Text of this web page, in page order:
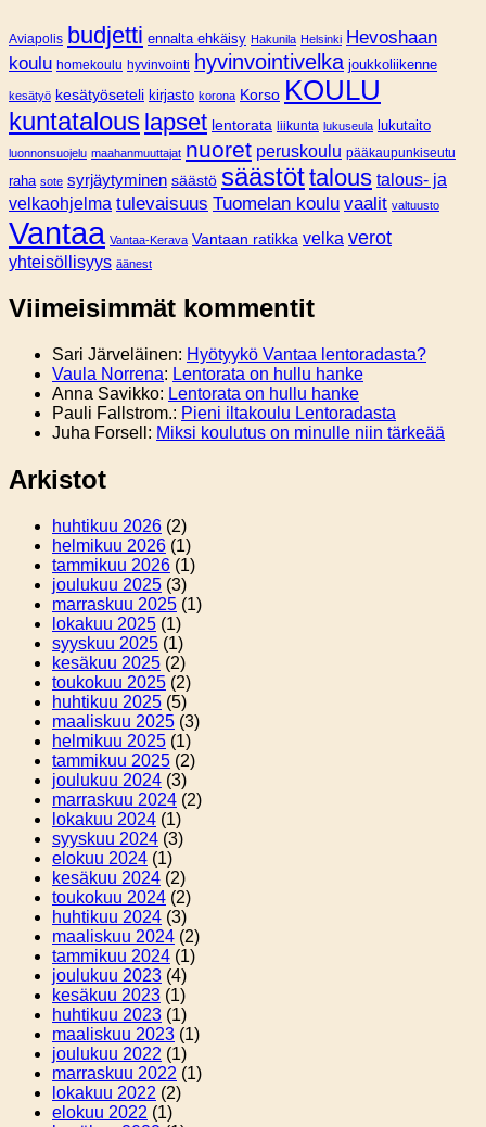
Aviapolis budjetti ennalta ehkäisy Hakunila Helsinki Hevoshaan
koulu homekoulu hyvinvointi hyvinvointivelka joukkoliikenne
kesätyö kesätyöseteli kirjasto korona Korso KOULU
kuntatalous lapset lentorata liikunta lukuseula lukutaito
luonnonsuojelu maahanmuuttajat nuoret peruskoulu pääkaupunkiseutu
raha sote syrjäytyminen säästö säästöttalous talous- ja
velkaohjelma tulevaisuus Tuomelan koulu vaalit valtuusto
Vantaa Vantaa-Kerava Vantaan ratikka velka verot
yhteisöllisyys äänest
Viimeisimmät kommentit
Sari Järveläinen: Hyötyykö Vantaa lentoradasta?
Vaula Norrena: Lentorata on hullu hanke
Anna Savikko: Lentorata on hullu hanke
Pauli Fallstrom.: Pieni iltakoulu Lentoradasta
Juha Forsell : Miksi koulutus on minulle niin tärkeää
Arkistot
huhtikuu 2026 (2)
helmikuu 2026 (1)
tammikuu 2026 (1)
joulukuu 2025 (3)
marraskuu 2025 (1)
lokakuu 2025 (1)
syyskuu 2025 (1)
kesäkuu 2025 (2)
toukokuu 2025 (2)
huhtikuu 2025 (5)
maaliskuu 2025 (3)
helmikuu 2025 (1)
tammikuu 2025 (2)
joulukuu 2024 (3)
marraskuu 2024 (2)
lokakuu 2024 (1)
syyskuu 2024 (3)
elokuu 2024 (1)
kesäkuu 2024 (2)
toukokuu 2024 (2)
huhtikuu 2024 (3)
maaliskuu 2024 (2)
tammikuu 2024 (1)
joulukuu 2023 (4)
kesäkuu 2023 (1)
huhtikuu 2023 (1)
maaliskuu 2023 (1)
joulukuu 2022 (1)
marraskuu 2022 (1)
lokakuu 2022 (2)
elokuu 2022 (1)